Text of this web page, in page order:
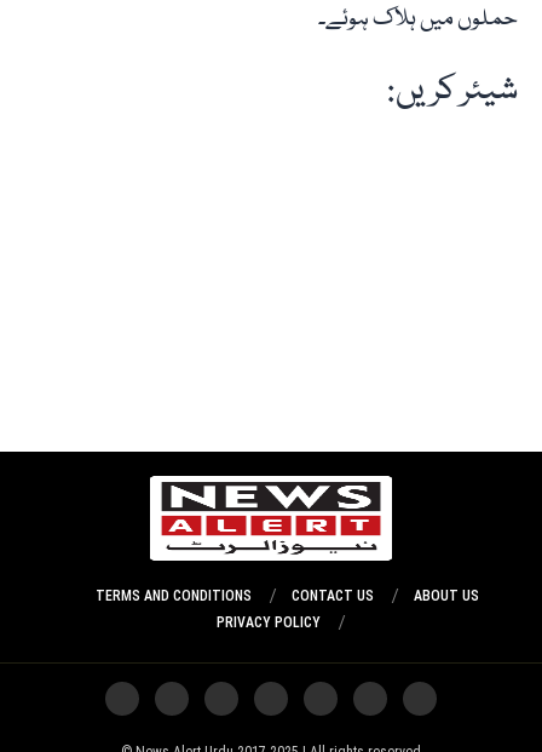
حملوں میں ہلاک ہوئے۔
شیئر کریں:
ABOUT US
CONTACT US
TERMS AND CONDITIONS
PRIVACY POLICY